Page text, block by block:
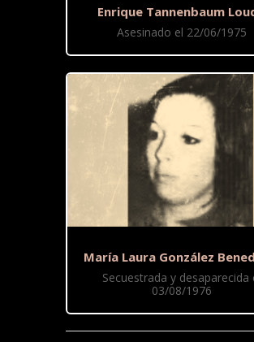
Enrique Tannenbaum
Asesinado el 22/06/1975
María Laura González
Secuestrada y desaparecida
03/08/1976